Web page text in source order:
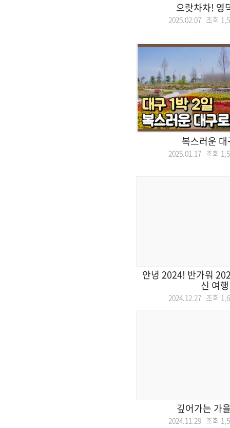
으랏차차! 영
2025.02.07 조회
복스러운
2025.01.17 조회
안녕 2024! 반가워
신 여행
2024.12.27 조회
깊어가는 가
2024.11.29 조회